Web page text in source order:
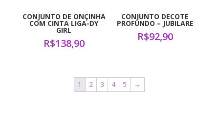
CONJUNTO DE ONÇINHA
COM CINTA LIGA-DY
GIRL
R$138,90
CONJUNTO DECOTE
PROFUNDO – JUBILARE
R$92,90
1 2 3 4 5 →